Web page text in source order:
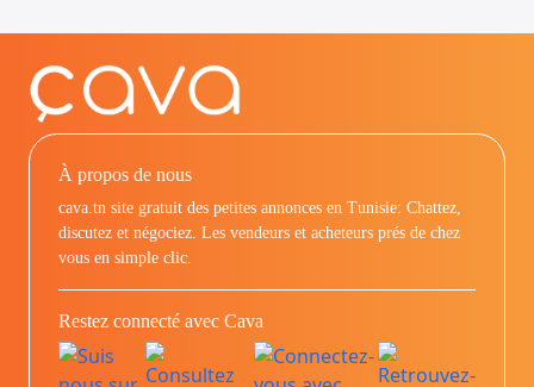
À propos de nous
cava.tn site gratuit des petites annonces en Tunisie: Chattez,
discutez et négociez. Les vendeurs et acheteurs prés de chez
vous en simple clic.
Restez connecté avec Cava